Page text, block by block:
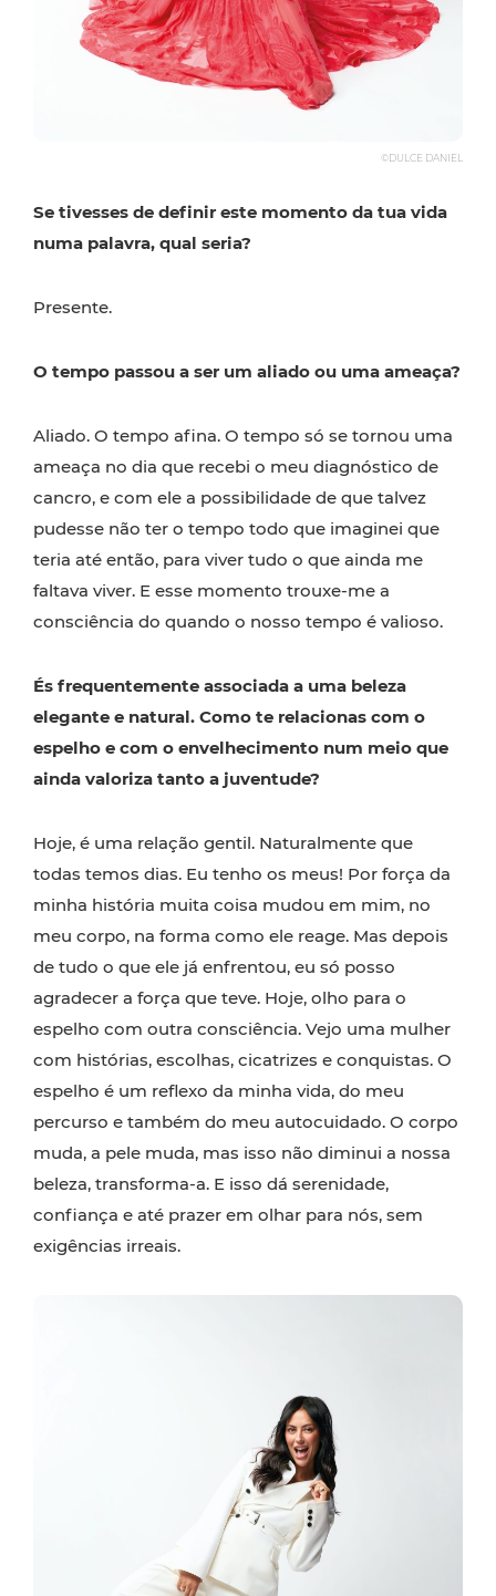
©DULCE DANIEL
Se tivesses de definir este momento da tua vida
numa palavra, qual seria?
Presente.
O tempo passou a ser um aliado ou uma ameaça?
Aliado. O tempo afina. O tempo só se tornou uma
ameaça no dia que recebi o meu diagnóstico de
cancro, e com ele a possibilidade de que talvez
pudesse não ter o tempo todo que imaginei que
teria até então, para viver tudo o que ainda me
faltava viver. E esse momento trouxe-me a
consciência do quando o nosso tempo é valioso.
És frequentemente associada a uma beleza
elegante e natural. Como te relacionas com o
espelho e com o envelhecimento num meio que
ainda valoriza tanto a juventude?
Hoje, é uma relação gentil. Naturalmente que
todas temos dias. Eu tenho os meus! Por força da
minha história muita coisa mudou em mim, no
meu corpo, na forma como ele reage. Mas depois
de tudo o que ele já enfrentou, eu só posso
agradecer a força que teve. Hoje, olho para o
espelho com outra consciência. Vejo uma mulher
com histórias, escolhas, cicatrizes e conquistas. O
espelho é um reflexo da minha vida, do meu
percurso e também do meu autocuidado. O corpo
muda, a pele muda, mas isso não diminui a nossa
beleza, transforma-a. E isso dá serenidade,
confiança e até prazer em olhar para nós, sem
exigências irreais.